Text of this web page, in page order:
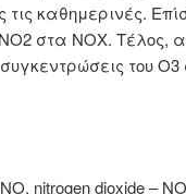
τις καθημερινές.
στα ΝΟΧ. Τέλος,
του O3
nitrogen dioxide –